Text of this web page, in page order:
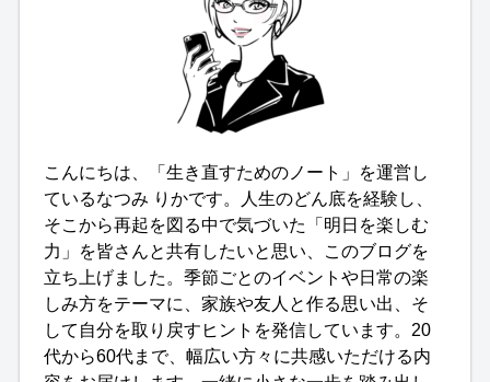
こんにちは、「生き直すためのノート」を運営し
ているなつみ りかです。人生のどん底を経験し、
そこから再起を図る中で気づいた「明日を楽しむ
力」を皆さんと共有したいと思い、このブログを
立ち上げました。季節ごとのイベントや日常の楽
しみ方をテーマに、家族や友人と作る思い出、そ
して自分を取り戻すヒントを発信しています。20
代から60代まで、幅広い方々に共感いただける内